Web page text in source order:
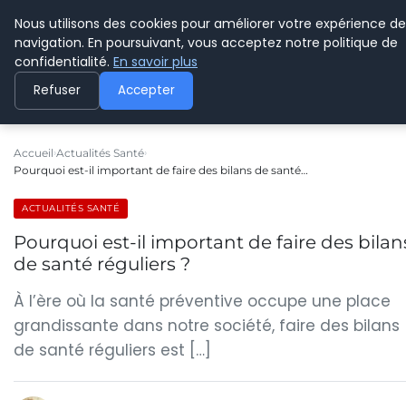
CYBERPARAPHARMACIE
Accueil Actualités Santé
Pourquoi est-il important de faire des bilans de santé…
ACTUALITÉS SANTÉ
Pourquoi est-il important de faire des
de santé réguliers ?
À l’ère où la santé préventive occupe une place
grandissante dans notre société, faire des bilans
de santé réguliers est […]
Nous utilisons des cookies pour améliorer votre expérience de
navigation. En poursuivant, vous acceptez notre politique de
confidentialité. En savoir plus
Refuser Accepter